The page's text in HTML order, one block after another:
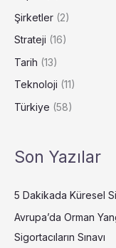
Şirketler (2)
Strateji (16)
Tarih (13)
Teknoloji (11)
Türkiye (58)
Son Yazılar
5 Dakikada Küresel
Avrupa’da Orman
Sigortacıların Sınavı